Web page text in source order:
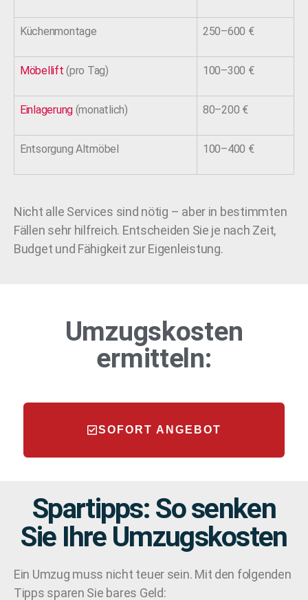
Küchenmontage 250–600 €
Möbellift (pro Tag) 100–300 €
Einlagerung (monatlich) 80–200 €
Entsorgung Altmöbel 100–400 €
Nicht alle Services sind nötig – aber in bestimmten
Fällen sehr hilfreich. Entscheiden Sie je nach Zeit,
Budget und Fähigkeit zur Eigenleistung.
Umzugskosten
ermitteln:
SOFORT ANGEBOT
Spartipps: So senken
Sie Ihre Umzugskosten
Ein Umzug muss nicht teuer sein. Mit den folgenden
Tipps sparen Sie bares Geld: